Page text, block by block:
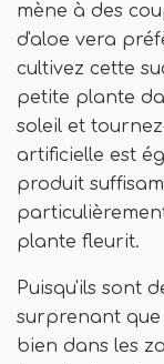
mène à des
d'aloe vera
cultivez cette
petite plante
soleil et
artificielle est
produit
plante fleurit.
Puisqu'ils sont
surprenant que
bien dans les